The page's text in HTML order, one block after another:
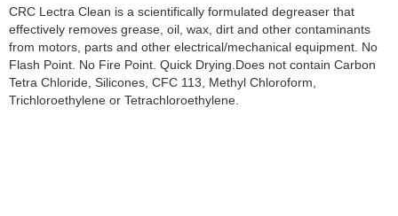
CRC Lectra Clean is a scientifically formulated degreaser that
effectively removes grease, oil, wax, dirt and other contaminants
from motors, parts and other electrical/mechanical equipment. No
Flash Point. No Fire Point. Quick Drying.Does not contain Carbon
Tetra Chloride, Silicones, CFC 113, Methyl Chloroform,
Trichloroethylene or Tetrachloroethylene.